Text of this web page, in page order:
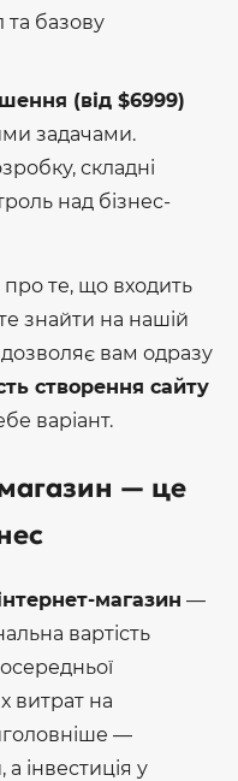
базову
(від $6999)
задачами.
складні
над бізнес-
те, що входить
знайти на нашій
дозволяє вам одразу
створення сайту
варіант.
— це
магазин —
вартість
витрат на
—
інвестиція у